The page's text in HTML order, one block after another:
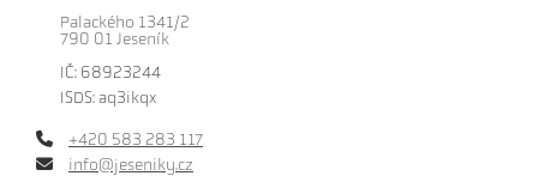
Palackého 1341/2
790 01 Jeseník
IČ: 68923244
ISDS: aq3ikqx
+420 583 283 117
info@jeseniky.cz